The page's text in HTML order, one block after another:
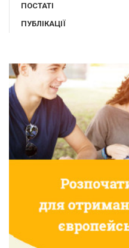
ПОСТАТІ
ПУБЛІКАЦІЇ